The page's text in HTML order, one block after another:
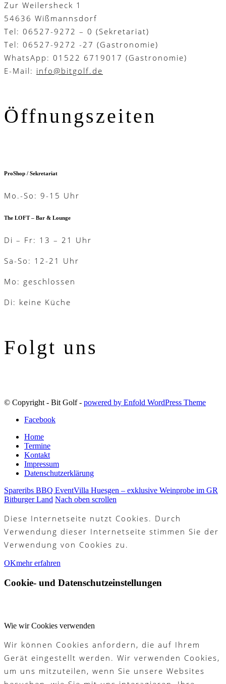
Zur Weilersheck 1
54636 Wißmannsdorf
Tel: 06527-9272 – 0 (Sekretariat)
Tel: 06527-9272 -27 (Gastronomie)
WhatsApp: 01522 6719017 (Gastronomie)
E-Mail: info@bitgolf.de
Öffnungszeiten
ProShop / Sekretariat
Mo.-So: 9-15 Uhr
The LOFT – Bar & Lounge
Di – Fr: 13 – 21 Uhr
Sa-So: 12-21 Uhr
Mo: geschlossen
Di: keine Küche
Folgt uns
© Copyright - Bit Golf - powered by Enfold WordPress Theme
Facebook
Home
Termine
Kontakt
Impressum
Datenschutzerklärung
Spareribs BBQ EventVilla Huesgen – exklusive Weinprobe im GR
Bitburger Land Nach oben scrollen
Diese Internetseite nutzt Cookies. Durch
Verwendung dieser Internetseite stimmen Sie der
Verwendung von Cookies zu.
OKmehr erfahren
Cookie- und Datenschutzeinstellungen
Wie wir Cookies verwenden
Wir können Cookies anfordern, die auf Ihrem
Gerät eingestellt werden. Wir verwenden Cookies,
um uns mitzuteilen, wenn Sie unsere Websites